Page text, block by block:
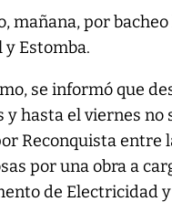
mañana, por
y Estomba.
se informó que
y hasta el viernes no
Reconquista entre
por una obra a
de Electricidad